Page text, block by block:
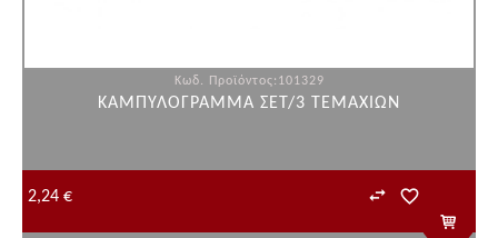
Κωδ. Προϊόντος:101329
ΚΑΜΠΥΛΟΓΡΑΜΜΑ ΣΕΤ/3 ΤΕΜΑΧΙΩΝ
2,24 €